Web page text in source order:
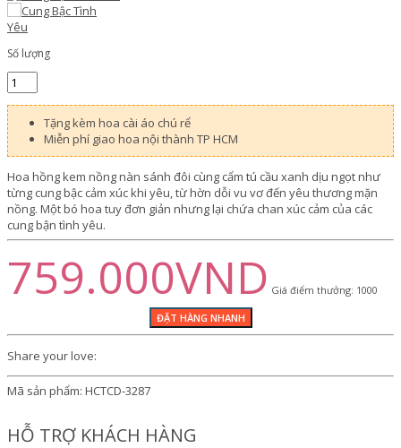
Số lượng
Tặng kèm hoa cài áo chú rể
Miễn phí giao hoa nội thành TP HCM
Hoa hồng kem nồng nàn sánh đôi cùng cẩm tú cầu xanh dịu ngọt như
từng cung bậc cảm xúc khi yêu, từ hờn dỗi vu vơ đến yêu thương mặn
nồng. Một bó hoa tuy đơn giản nhưng lại chứa chan xúc cảm của các
cung bận tình yêu.
759.000VND Giá điểm thưởng: 1000
Share your love:
Mã sản phẩm: HCTCD-3287
HỖ TRỢ KHÁCH HÀNG